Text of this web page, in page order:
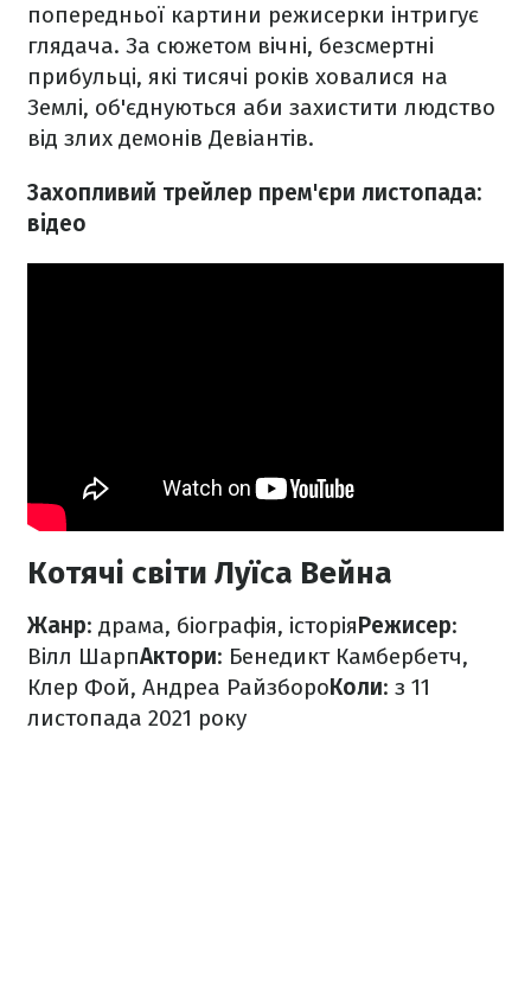
попередньої картини режисерки інтригує
глядача. За сюжетом вічні, безсмертні
прибульці, які тисячі років ховалися на
Землі, об'єднуються аби захистити людство
від злих демонів Девіантів.
Захопливий трейлер прем'єри листопада:
відео
Котячі світи Луїса Вейна
Жанр: драма, біографія, історіяРежисер:
Вілл ШарпАктори: Бенедикт Камбербетч,
Клер Фой, Андреа РайзбороКоли: з 11
листопада 2021 року